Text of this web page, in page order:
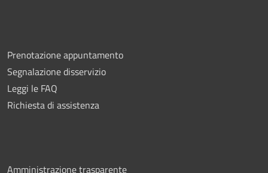
Prenotazione appuntamento
Segnalazione disservizio
Leggi le FAQ
Richiesta di assistenza
Amministrazione trasparente